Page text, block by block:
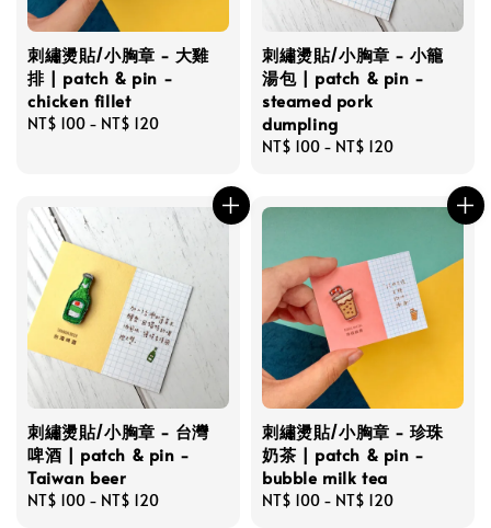
刺繡燙貼/小胸章 - 大雞
排 | patch & pin -
chicken fillet
Regular
NT$ 100 - NT$ 120
刺繡燙貼/小胸章 - 小籠
湯包 | patch & pin -
steamed pork
dumpling
Regular
NT$ 100 - NT$ 120
刺繡燙貼/小胸章 - 台灣
啤酒 | patch & pin -
Taiwan beer
Regular
NT$ 100 - NT$ 120
刺繡燙貼/小胸章 - 珍珠
奶茶 | patch & pin -
bubble milk tea
Regular
NT$ 100 - NT$ 120